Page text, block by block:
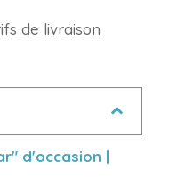
de livraison
d'occasion |